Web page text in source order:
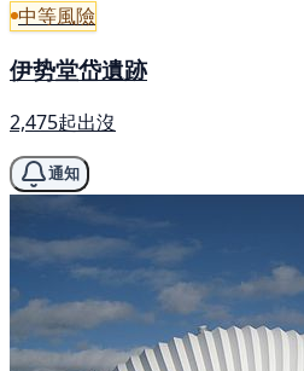
中等風險
伊势堂岱遺跡
2,475起出沒
通知